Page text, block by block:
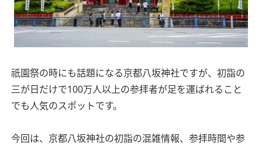
祇園祭の時にも話題になる京都八坂神社ですが、初詣の
三が日だけで100万人以上の参拝者が足を運ばれること
でも人気のスポットです。
今回は、京都八坂神社の初詣の混雑情報、参拝時間や参